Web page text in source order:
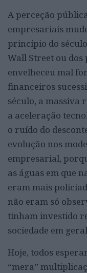
A perceção
empresariais
princípio do
Wall Street ou
envelheceu mal
financeiros
século, a massiva
a aceleração
o ruído do
evolução nos
empresarial,
as águas em que
eram mais
não eram só
tinham investido
sociedade em
Hoje, todos
“mera”